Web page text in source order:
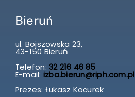
Bieruń
ul. Bojszowska 23,
43-150 Bieruń
Telefon: 32 216 46 85
E-mail: izba.bierun@riph.com.pl
Prezes: Łukasz Kocurek